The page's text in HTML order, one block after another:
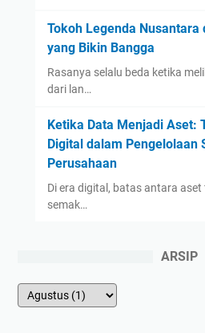
Tokoh Legenda Nusantara
yang Bikin Bangga
Rasanya selalu beda ketika
dari lan…
Ketika Data Menjadi Aset:
Digital dalam Pengelolaan
Perusahaan
Di era digital, batas antara
semak…
ARSIP